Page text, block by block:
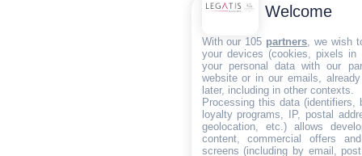
Welcome
With our 105 partners , we wish
your devices (cookies, pixels
your personal data with our
website or in our emails,
later, including in other contexts.
Processing this data (identifiers,
loyalty programs, IP, postal
geolocation, etc.) allows
content, commercial offers
screens (including by email,